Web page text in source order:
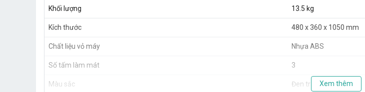
Khối lượng 13.5 kg
Kích thước 480 x 360 x 1050 mm
Chất liệu vỏ máy Nhựa ABS
Số tấm làm mát 3
Màu sắc Đen trắngXem thêm